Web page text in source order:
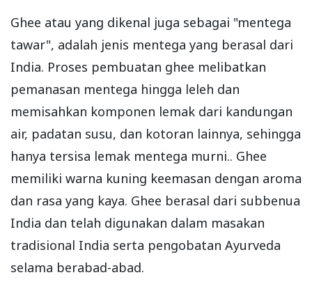
Ghee atau yang dikenal juga sebagai "mentega
tawar", adalah jenis mentega yang berasal dari
India. Proses pembuatan ghee melibatkan
pemanasan mentega hingga leleh dan
memisahkan komponen lemak dari kandungan
air, padatan susu, dan kotoran lainnya, sehingga
hanya tersisa lemak mentega murni.. Ghee
memiliki warna kuning keemasan dengan aroma
dan rasa yang kaya. Ghee berasal dari subbenua
India dan telah digunakan dalam masakan
tradisional India serta pengobatan Ayurveda
selama berabad-abad.